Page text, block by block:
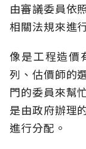
由審議委員依
相關法規來進
像是工程造價
列、估價師的
門的委員來幫
是由政府辦理
進行分配。